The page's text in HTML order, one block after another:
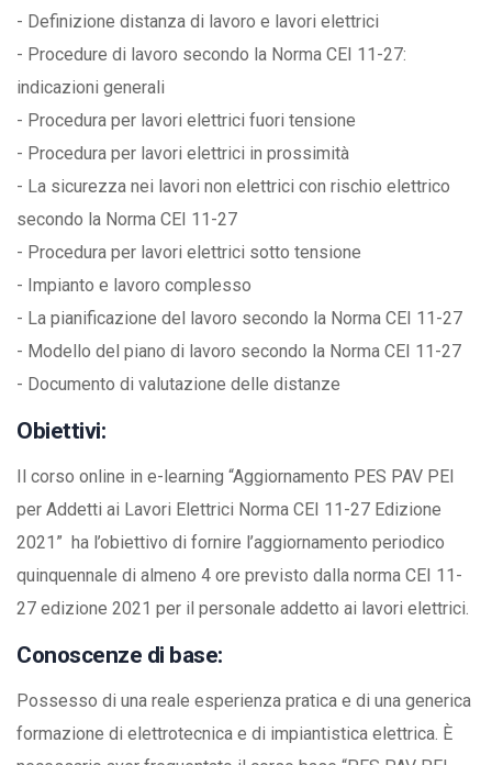
- Definizione distanza di lavoro e lavori elettrici
- Procedure di lavoro secondo la Norma CEI 11-27:
indicazioni generali
- Procedura per lavori elettrici fuori tensione
- Procedura per lavori elettrici in prossimità
- La sicurezza nei lavori non elettrici con rischio elettrico
secondo la Norma CEI 11-27
- Procedura per lavori elettrici sotto tensione
- Impianto e lavoro complesso
- La pianificazione del lavoro secondo la Norma CEI 11-27
- Modello del piano di lavoro secondo la Norma CEI 11-27
- Documento di valutazione delle distanze
Obiettivi:
Il corso online in e-learning “Aggiornamento PES PAV PEI
per Addetti ai Lavori Elettrici Norma CEI 11-27 Edizione
2021” ha l’obiettivo di fornire l’aggiornamento periodico
quinquennale di almeno 4 ore previsto dalla norma CEI 11-
27 edizione 2021 per il personale addetto ai lavori elettrici.
Conoscenze di base:
Possesso di una reale esperienza pratica e di una generica
formazione di elettrotecnica e di impiantistica elettrica. È